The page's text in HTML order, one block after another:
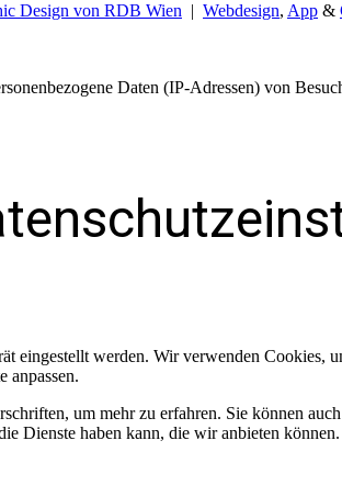
Design von RDB Wien | Webdesign, App &
Daten (IP-Adressen) von
eingestellt werden. Wir verwenden Cookies,
anpassen.
um mehr zu erfahren. Sie können
Dienste haben kann, die wir anbieten können.